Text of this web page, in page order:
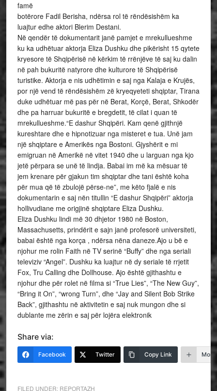
famë
botërore Fadil Berisha, ndërsa rol të rëndësishëm ka
luajtur edhe aktori Blerim Destani.
Në qendër të dokumentarit janë pamjet e mrekullueshme
ku ka udhëtuar aktorja Eliza Dushku dhe pikërisht 15 qytete
kryesore të Shqipërisë në kërkim të rrënjëve të saj ku dalin
në pah bukuritë natyrore dhe kulturore të Shqipërisë
turistike. Aktorja e nis udhëtimin e saj nga Kalaja e Krujës,
por një vend të rëndësishëm zë kryeqyeteti shqiptar, Tirana
duke udhëtuar më pas për në Berat, Korçë, Berat, Shkodër
dhe pa harruar bukuritë e bregdetit, të cilat i quan të
mrekullueshme.“E dashur Shqipëri. Kam qenë gjithnjë
kureshtare dhe e hipnotizuar nga misteret e tua. Unë jam
një shqiptare e Amerikës nga Bostoni. Gjyshërit e mi
emigruan në Amerikë në vitet 1940 dhe u larguan nga kjo
jetë përpara se unë të lindja. Babai im më ka mësuar të
jem krenare për gjakun tim shqiptar dhe tani është koha
për mua që të zbulojë përse-ne”, me këto fjalë e nis
dokumentarin e saj nën titullin “E dashur Shqipëri” aktorja
hollivudiane me origjinë shqiptare Eliza Dushku.
Eliza Dushku lindi më 30 dhjetor 1980 në Boston,
Massachusetts, prindërit e sajn janë profesorë universiteti,
babai është nga korça , ndërsa nëna daneze.Ajo u bë e
njohur me rolin Faith në TV serinë “Buffy” dhe nga seriali
televiziv “Angel”. Dushku ka luajtur në dy seriale të rrjetit
Fox, Tru Calling dhe Dollhouse. Ajo është gjithashtu e
njohur dhe për rolet në filma si “True Lies”, “The New Guy”,
“Bring it On”, “wrong Turn”, dhe “Jay and Silent Bob Strike
Back”, gjithashtu në aktivitetin e saj nuk mungon dhe si
dublante me zërin e saj për lojëra elektronik
Share via:
Facebook Twitter Copy Link More
FILED UNDER: REPORTAZH